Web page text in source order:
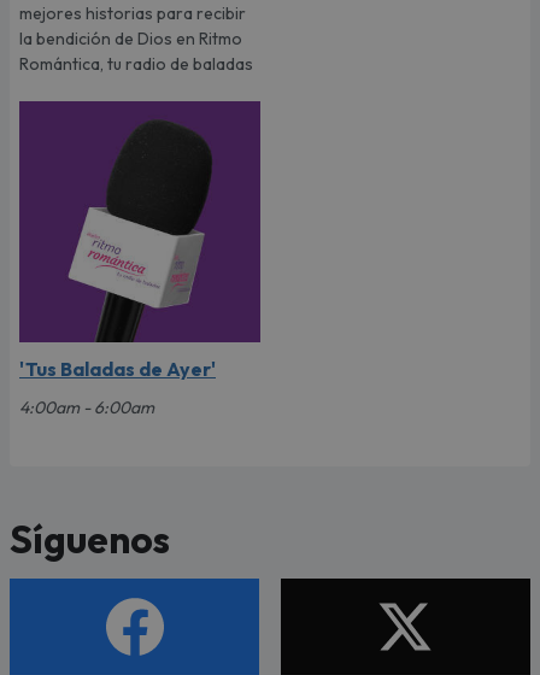
mejores historias para recibir
la bendición de Dios en Ritmo
Romántica, tu radio de baladas
'Tus Baladas de Ayer'
4:00am - 6:00am
Síguenos